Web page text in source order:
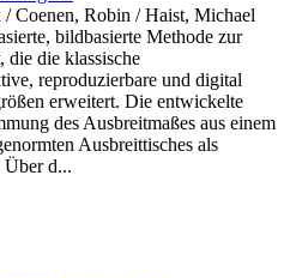
Coenen, Robin / Haist, Michael
bildbasierte Methode zur
die die klassische
reproduzierbare und digital
erweitert. Die entwickelte
des Ausbreitmaßes aus einem
Ausbreittisches als
Über d...